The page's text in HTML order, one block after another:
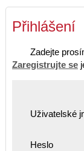
Přihlášení
Zadejte
Zaregistrujte se
Uživatelské
Heslo